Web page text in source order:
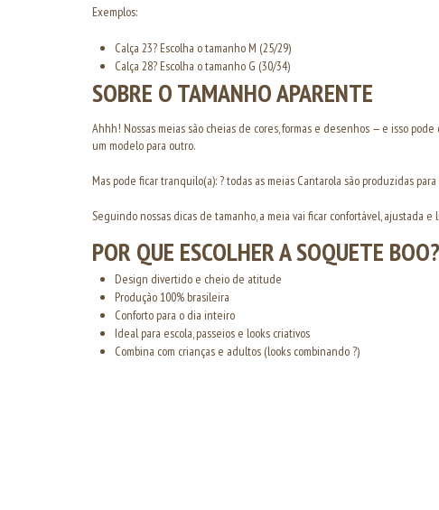
Exemplos:
Calça 23? Escolha o tamanho M (25/29)
Calça 28? Escolha o tamanho G (30/34)
SOBRE O TAMANHO APARENTE
Ahhh! Nossas meias são cheias de cores, formas e desenhos — e isso
um modelo para outro.
Mas pode ficar tranquilo(a): ? todas as meias Cantarola são produzidas
Seguindo nossas dicas de tamanho, a meia vai ficar confortável, ajustada e
POR QUE ESCOLHER A SOQUETE BOO?
Design divertido e cheio de atitude
Produção 100% brasileira
Conforto para o dia inteiro
Ideal para escola, passeios e looks criativos
Combina com crianças e adultos (looks combinando ?)